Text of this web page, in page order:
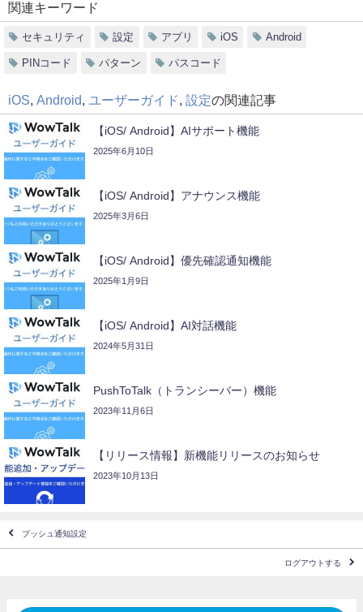
関連キーワード
セキュリティ 設定 アプリ iOS Android
PINコード パターン パスコード
iOS Android ユーザーガイド 設定の関連記事
【iOS/ Android】AIサポート機能
2025年6月10日
【iOS/ Android】アナウンス機能
2025年3月6日
【iOS/ Android】優先確認通知機能
2025年1月9日
【iOS/ Android】AI対話機能
2024年5月31日
PushToTalk（トランシーバー）機能
2023年11月6日
【リリース情報】新機能リリースのお知らせ
2023年10月13日
プッシュ通知設定
ログアウトする